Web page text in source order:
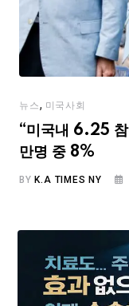
뉴스, 미국사회
“미국내 6.25
만명 중 8%
BY K.A TIMES NY